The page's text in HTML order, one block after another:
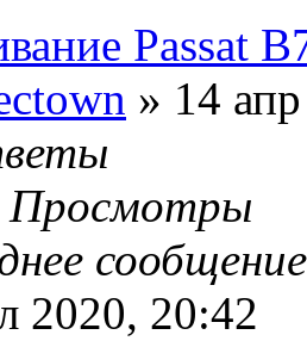
Passat
» 14
Просмотры
2020, 20:42